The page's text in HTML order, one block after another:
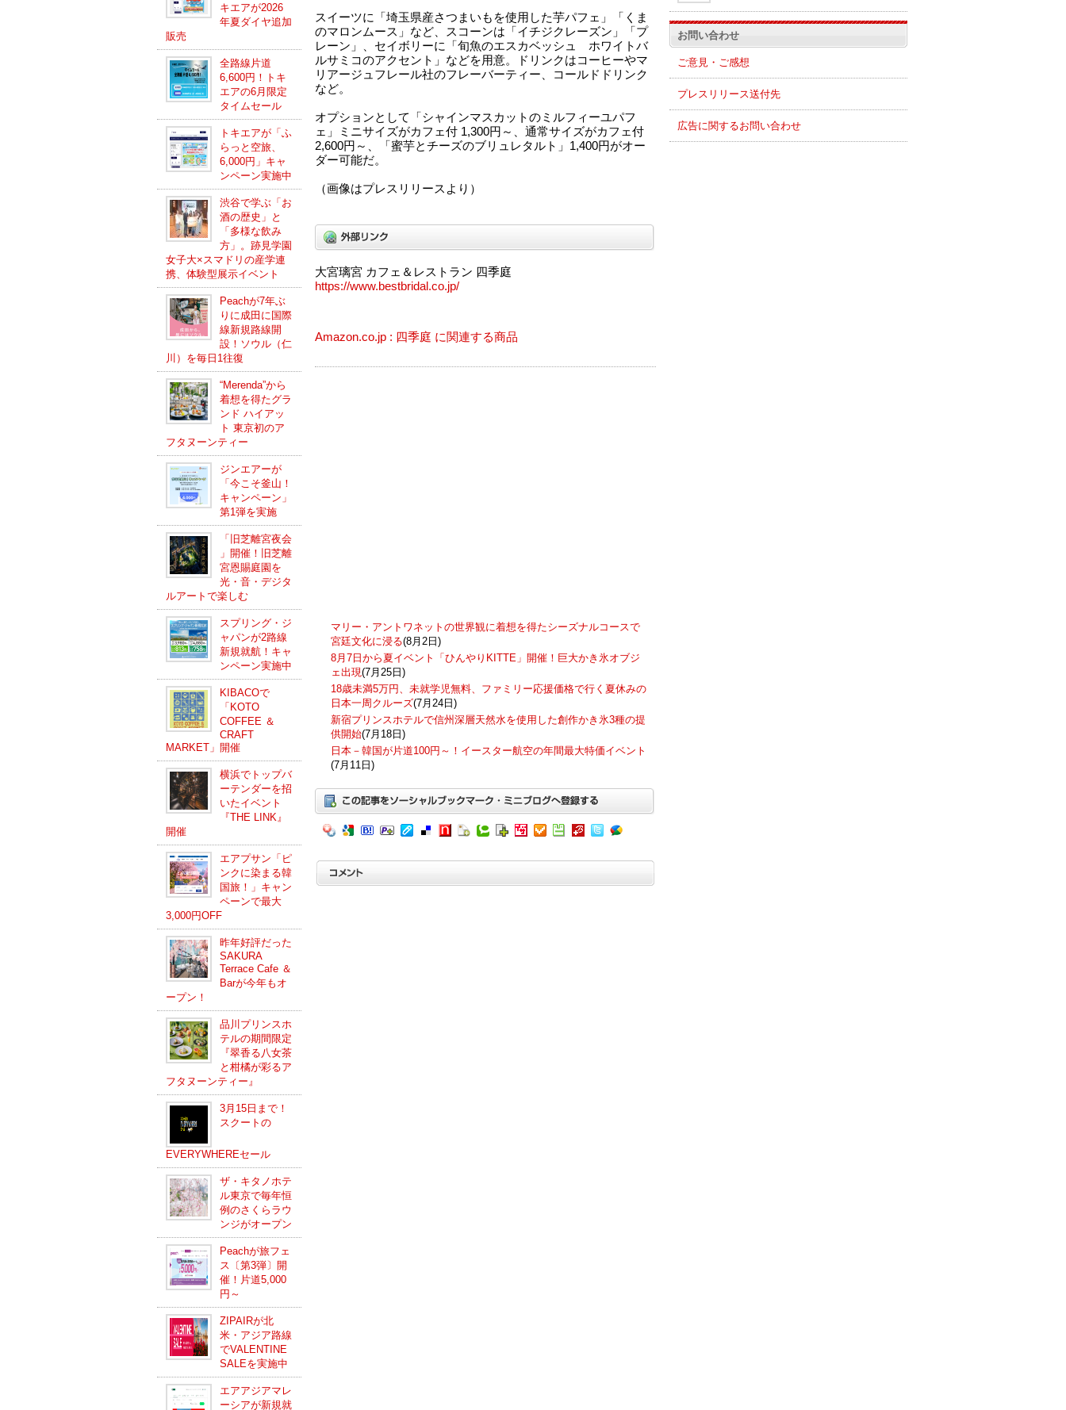
キエアが2026
年夏ダイヤ追加
販売
全路線片道
6,600円！トキ
エアの6月限定
タイムセール
トキエアが「ふ
らっと空旅、
6,000円」キャ
ンペーン実施中
渋谷で学ぶ「お
酒の歴史」と
「多様な飲み
方」。跡見学園
女子大×スマドリの産学連
携、体験型展示イベント
Peachが7年ぶ
りに成田に国際
線新規路線開
設！ソウル（仁
川）を毎日1往復
“Merenda”から
着想を得たグラ
ンド ハイアッ
ト 東京初のア
フタヌーンティー
ジンエアーが
「今こそ釜山！
キャンペーン」
第1弾を実施
「旧芝離宮夜会
」開催！旧芝離
宮恩賜庭園を
光・音・デジタ
ルアートで楽しむ
スプリング・ジ
ャパンが2路線
新規就航！キャ
ンペーン実施中
KIBACOで
「KOTO
COFFEE ＆
CRAFT
MARKET」開催
横浜でトップバ
ーテンダーを招
いたイベント
『THE LINK』
開催
エアプサン「ピ
ンクに染まる韓
国旅！」キャン
ペーンで最大
3,000円OFF
昨年好評だった
SAKURA
Terrace Cafe ＆
Barが今年もオ
ープン！
品川プリンスホ
テルの期間限定
『翠香る八女茶
と柑橘が彩るア
フタヌーンティー』
3月15日まで！
スクートの
EVERYWHEREセール
ザ・キタノホテ
ル東京で毎年恒
例のさくらラウ
ンジがオープン
Peachが旅フェ
ス〔第3弾〕開
催！片道5,000
円～
ZIPAIRが北
米・アジア路線
でVALENTINE
SALEを実施中
エアアジアマレ
ーシアが新規就
スイーツに「埼玉県産さつまいもを使用した芋パフェ」「くま
のマロンムース」など、スコーンは「イチジクレーズン」「プ
レーン」、セイボリーに「旬魚のエスカベッシュ ホワイトバ
ルサミコのアクセント」などを用意。ドリンクはコーヒーやマ
リアージュフレール社のフレーバーティー、コールドドリンク
など。
オプションとして「シャインマスカットのミルフィーユパフ
ェ」ミニサイズがカフェ付 1,300円～、通常サイズがカフェ付
2,600円～、「蜜芋とチーズのブリュレタルト」1,400円がオー
ダー可能だ。
（画像はプレスリリースより）
大宮璃宮 カフェ＆レストラン 四季庭
https://www.bestbridal.co.jp/
Amazon.co.jp : 四季庭 に関連する商品
マリー・アントワネットの世界観に着想を得たシーズナルコースで
宮廷文化に浸る(8月2日)
8月7日から夏イベント「ひんやりKITTE」開催！巨大かき氷オブジ
ェ出現(7月25日)
18歳未満5万円、未就学児無料、ファミリー応援価格で行く夏休みの
日本一周クルーズ(7月24日)
新宿プリンスホテルで信州深層天然水を使用した創作かき氷3種の提
供開始(7月18日)
日本－韓国が片道100円～！イースター航空の年間最大特価イベント
(7月11日)
お問い合わせ
ご意見・ご感想
プレスリリース送付先
広告に関するお問い合わせ